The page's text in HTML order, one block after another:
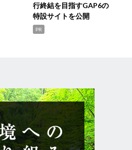
行終結を目指すGAP6の
特設サイトを公開
PR